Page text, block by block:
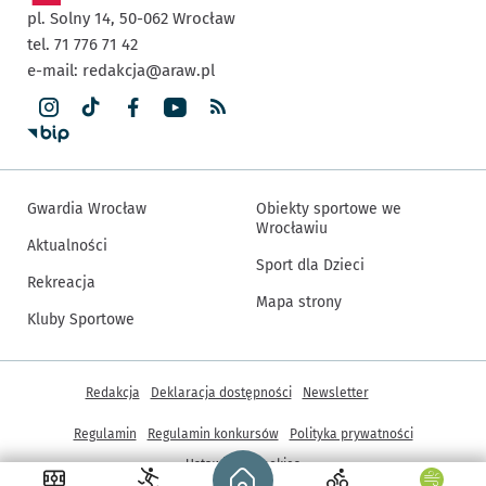
Strona główna - wroclaw.pl
pl. Solny 14, 50-062 Wrocław
tel. 71 776 71 42
e-mail: redakcja@araw.pl
Gwardia Wrocław
Aktualności
Rekreacja
Kluby Sportowe
Obiekty sportowe we
Wrocławiu
Sport dla Dzieci
Mapa strony
Inne informacje
Redakcja Deklaracja dostępności Newsletter
Regulamin Regulamin konkursów
Polityka prywatności
Ustawienia cookies